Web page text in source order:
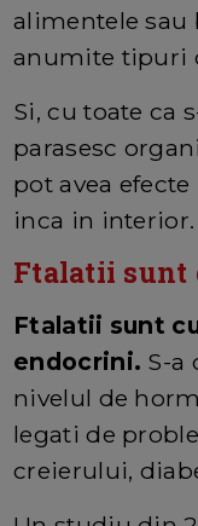
alimentele sau
anumite tipuri
Si, cu toate ca
parasesc
pot avea
inca in interior.
Ftalatii sunt
Ftalatii sunt
endocrini. S-a
nivelul de
legati de
creierului,